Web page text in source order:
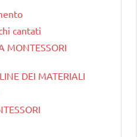
cantati
MONTESSORI
DEI MATERIALI